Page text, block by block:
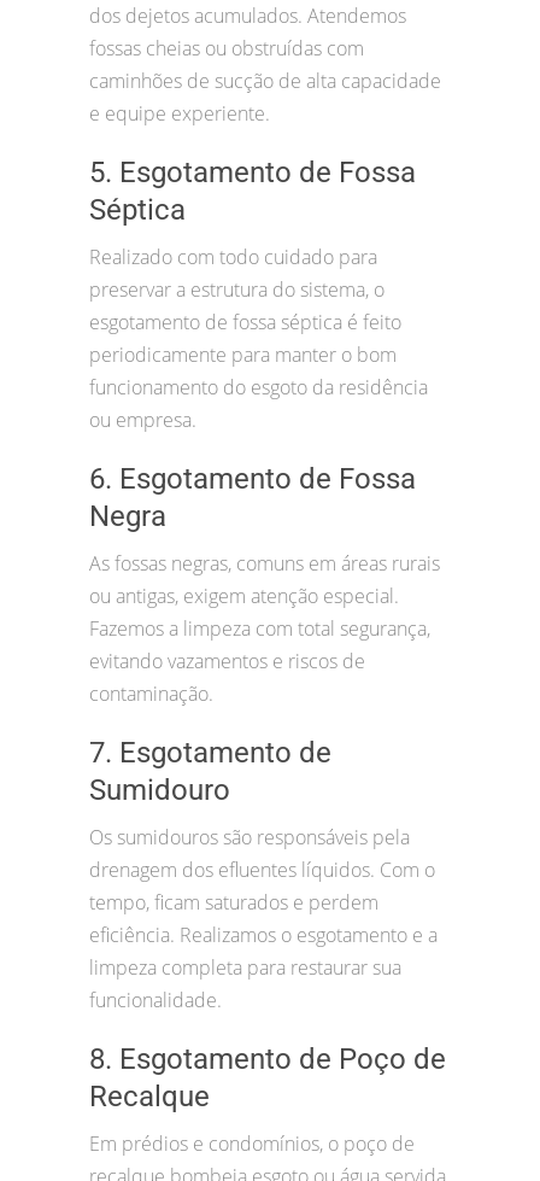
dos dejetos acumulados. Atendemos
fossas cheias ou obstruídas com
caminhões de sucção de alta capacidade
e equipe experiente.
5. Esgotamento de Fossa
Séptica
Realizado com todo cuidado para
preservar a estrutura do sistema, o
esgotamento de fossa séptica é feito
periodicamente para manter o bom
funcionamento do esgoto da residência
ou empresa.
6. Esgotamento de Fossa
Negra
As fossas negras, comuns em áreas rurais
ou antigas, exigem atenção especial.
Fazemos a limpeza com total segurança,
evitando vazamentos e riscos de
contaminação.
7. Esgotamento de
Sumidouro
Os sumidouros são responsáveis pela
drenagem dos efluentes líquidos. Com o
tempo, ficam saturados e perdem
eficiência. Realizamos o esgotamento e a
limpeza completa para restaurar sua
funcionalidade.
8. Esgotamento de Poço de
Recalque
Em prédios e condomínios, o poço de